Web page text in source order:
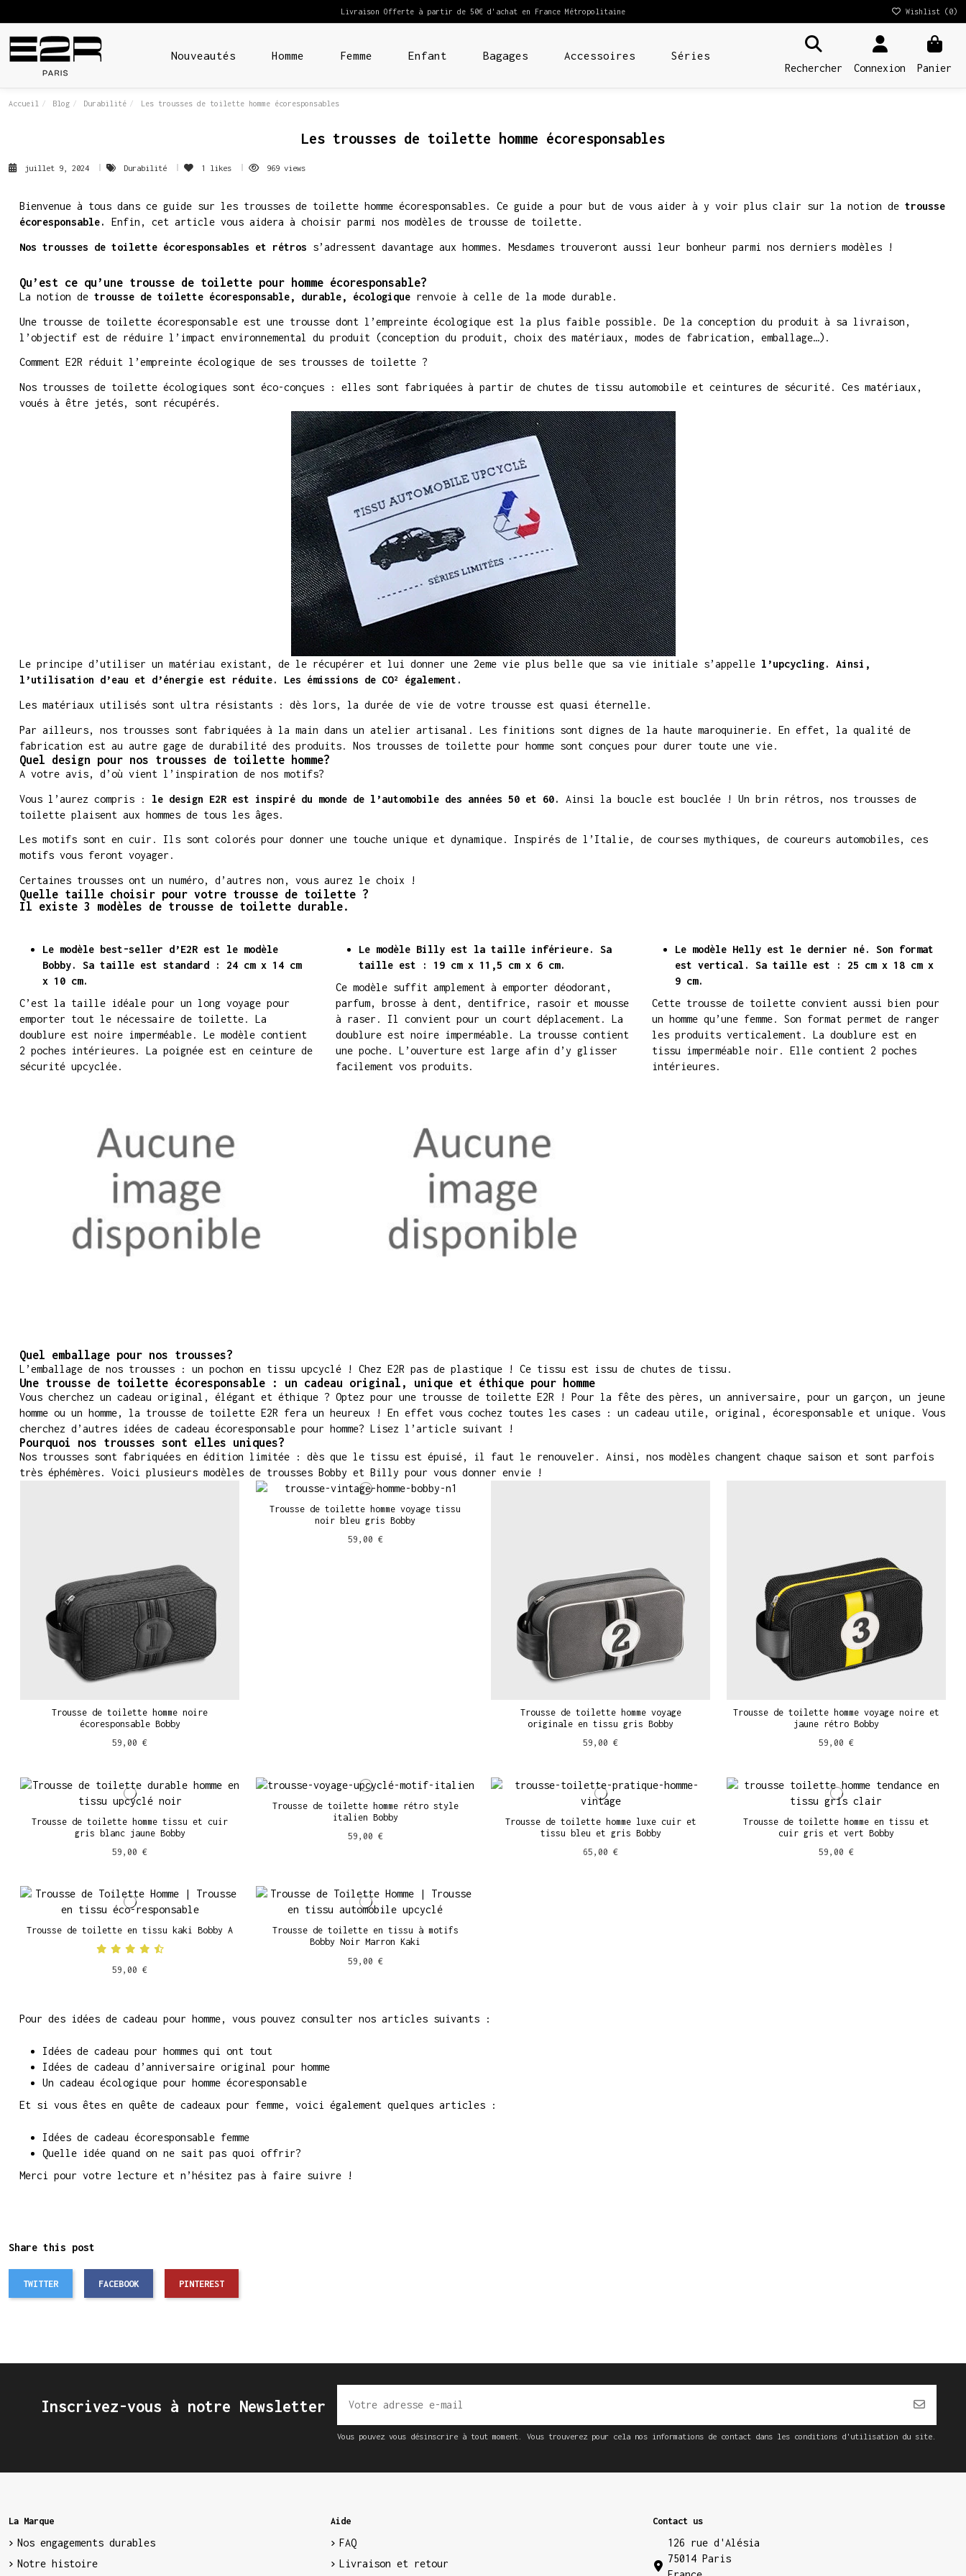
Livraison Offerte à partir de 50€ d'achat en France Métropolitaine Wishlist (0)
Nouveautés Homme Femme Enfant Bagages Accessoires Séries
Rechercher Connexion Panier
Accueil Blog Durabilité Les trousses de toilette homme écoresponsables
Les trousses de toilette homme écoresponsables
juillet 9, 2024 Durabilité 1 likes 969 views
Bienvenue à tous dans ce guide sur les trousses de toilette homme écoresponsables. Ce guide a pour but de vous aider à y voir plus clair sur la notion de trousse
écoresponsable.
Enfin, cet article vous aidera à choisir parmi nos modèles de trousse de toilette.
Nos trousses de toilette écoresponsables et rétros s’adressent davantage aux hommes. Mesdames trouveront aussi leur bonheur parmi nos derniers modèles !
Qu’est ce qu’une trousse de toilette pour homme écoresponsable?
La notion de trousse de toilette écoresponsable, durable, écologique renvoie à celle de la mode durable.
Une trousse de toilette écoresponsable est une trousse dont l’empreinte écologique est la plus faible possible. De la conception du produit à sa livraison,
l’objectif est de réduire l’impact environnemental du produit (conception du produit, choix des matériaux, modes de fabrication, emballage…).
Comment E2R réduit l’empreinte écologique de ses trousses de toilette ?
Nos trousses de toilette écologiques sont éco-conçues : elles sont fabriquées à partir de chutes de tissu automobile et ceintures de sécurité. Ces matériaux,
voués à être jetés, sont récupérés.
Le principe d’utiliser un matériau existant, de le récupérer et lui donner une 2eme vie plus belle que sa vie initiale s’appelle l’upcycling. Ainsi,
l’utilisation d’eau et d’énergie est réduite. Les émissions de CO² également.
Les matériaux utilisés sont ultra résistants : dès lors, la durée de vie de votre trousse est quasi éternelle.
Par ailleurs, nos trousses sont fabriquées à la main dans un atelier artisanal. Les finitions sont dignes de la haute maroquinerie. En effet, la qualité de
fabrication est au autre gage de durabilité des produits. Nos trousses de toilette pour homme sont conçues pour durer toute une vie.
Quel design pour nos trousses de toilette homme?
A votre avis, d’où vient l’inspiration de nos motifs?
Vous l’aurez compris : le design E2R est inspiré du monde de l’automobile des années 50 et 60.
Ainsi la boucle est bouclée ! Un brin rétros, nos trousses de
toilette plaisent aux hommes de tous les âges.
Les motifs sont en cuir. Ils sont colorés pour donner une touche unique et dynamique. Inspirés de l’Italie, de courses mythiques, de coureurs automobiles, ces
motifs vous feront voyager.
Certaines trousses ont un numéro, d’autres non, vous aurez le choix !
Quelle taille choisir pour votre trousse de toilette ?
Il existe 3 modèles de trousse de toilette durable.
Le modèle best-seller d’E2R est le modèle
Bobby. Sa taille est standard : 24 cm x 14 cm
x 10 cm.
C’est la taille idéale pour un long voyage pour
emporter tout le nécessaire de toilette. La
doublure est noire imperméable. Le modèle contient
2 poches intérieures. La poignée est en ceinture de
sécurité upcyclée.
Le modèle Billy est la taille inférieure. Sa
taille est : 19 cm x 11,5 cm x 6 cm.
Ce modèle suffit amplement à emporter déodorant,
parfum, brosse à dent, dentifrice, rasoir et mousse
à raser. Il convient pour un court déplacement. La
doublure est noire imperméable. La trousse contient
une poche. L’ouverture est large afin d’y glisser
facilement vos produits.
Le modèle Helly est le dernier né. Son format
est vertical. Sa taille est : 25 cm x 18 cm x
9 cm.
Cette trousse de toilette convient aussi bien pour
un homme qu’une femme. Son format permet de ranger
les produits verticalement. La doublure est en
tissu imperméable noir. Elle contient 2 poches
intérieures.
Quel emballage pour nos trousses?
L’emballage de nos trousses : un pochon en tissu upcyclé ! Chez E2R pas de plastique ! Ce tissu est issu de chutes de tissu.
Une trousse de toilette écoresponsable : un cadeau original, unique et éthique pour homme
Vous cherchez un cadeau original, élégant et éthique ? Optez pour une trousse de toilette E2R ! Pour la fête des pères, un anniversaire, pour un garçon, un jeune
homme ou un homme, la trousse de toilette E2R fera un heureux ! En effet vous cochez toutes les cases : un cadeau utile, original, écoresponsable et unique. Vous
cherchez d’autres idées de cadeau écoresponsable pour homme? Lisez l’article suivant !
Pourquoi nos trousses sont elles uniques?
Nos trousses sont fabriquées en édition limitée : dès que le tissu est épuisé, il faut le renouveler. Ainsi, nos modèles changent chaque saison et sont parfois
très éphémères. Voici plusieurs modèles de trousses Bobby et Billy pour vous donner envie !
Trousse de toilette homme noire
écoresponsable Bobby
59,00 €
Trousse de toilette homme voyage tissu
noir bleu gris Bobby
59,00 €
Trousse de toilette homme voyage
originale en tissu gris Bobby
59,00 €
Trousse de toilette homme voyage noire et
jaune rétro Bobby
59,00 €
Trousse de toilette homme tissu et cuir
gris blanc jaune Bobby
59,00 €
Trousse de toilette homme rétro style
italien Bobby
59,00 €
Trousse de toilette homme luxe cuir et
tissu bleu et gris Bobby
65,00 €
Trousse de toilette homme en tissu et
cuir gris et vert Bobby
59,00 €
Trousse de toilette en tissu kaki Bobby A
59,00 €
Trousse de toilette en tissu à motifs
Bobby Noir Marron Kaki
59,00 €
Pour des idées de cadeau pour homme, vous pouvez consulter nos articles suivants :
Idées de cadeau pour hommes qui ont tout
Idées de cadeau d’anniversaire original pour homme
Un cadeau écologique pour homme écoresponsable
Et si vous êtes en quête de cadeaux pour femme, voici également quelques articles :
Idées de cadeau écoresponsable femme
Quelle idée quand on ne sait pas quoi offrir?
Merci pour votre lecture et n’hésitez pas à faire suivre !
Share this post
TWITTER FACEBOOK PINTEREST
Inscrivez-vous à notre Newsletter
Vous pouvez vous désinscrire à tout moment. Vous trouverez pour cela nos informations de contact dans les conditions d'utilisation du site.
La Marque
Nos engagements durables
Notre histoire
Aide
FAQ
Livraison et retour
Contact us
126 rue d'Alésia
75014 Paris